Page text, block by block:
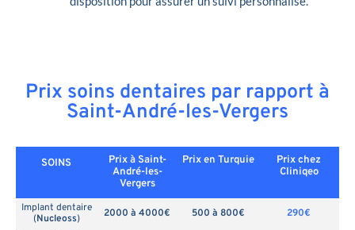
Prix soins dentaires par rapport à
Saint-André-les-Vergers
SOINS
Prix à Saint-
André-les-
Vergers
Prix en Turquie
Prix chez
Cliniqeo
Implant dentaire
(Nucleoss) 2000 à 4000€ 500 à 800€
290€